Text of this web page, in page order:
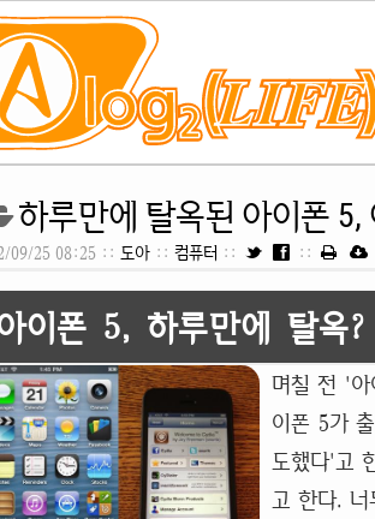
하루만에 탈옥된 아이폰
09/25 08:25 :: 도아 :: 컴퓨터 :: ::
이폰 5, 하루만에 탈옥?
며칠 전 '아
이폰 5가
도했다'고
고 한다.